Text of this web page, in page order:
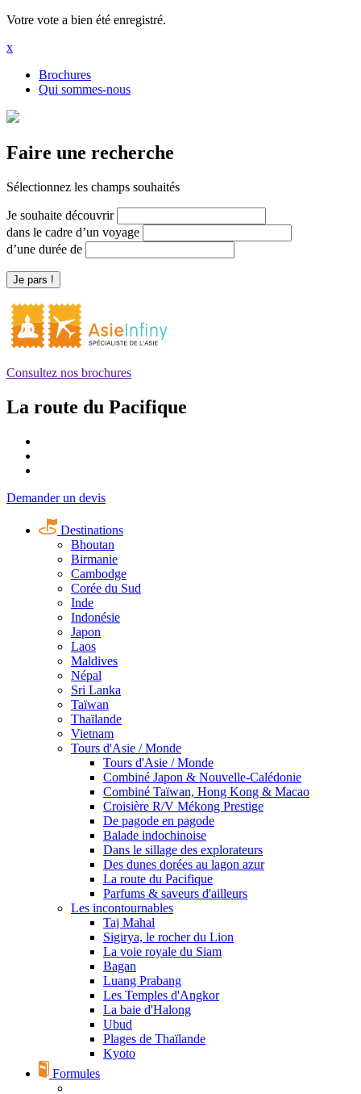
Votre vote a bien été enregistré.
x
Brochures
Qui sommes-nous
Faire une recherche
Sélectionnez les champs souhaités
Je souhaite découvrir
dans le cadre d’un voyage
d’une durée de
Je pars !
Consultez nos brochures
La route du Pacifique
Demander un devis
Destinations
Bhoutan
Birmanie
Cambodge
Corée du Sud
Inde
Indonésie
Japon
Laos
Maldives
Népal
Sri Lanka
Taïwan
Thaïlande
Vietnam
Tours d'Asie / Monde
Tours d'Asie / Monde
Combiné Japon & Nouvelle-Calédonie
Combiné Taïwan, Hong Kong & Macao
Croisière R/V Mékong Prestige
De pagode en pagode
Balade indochinoise
Dans le sillage des explorateurs
Des dunes dorées au lagon azur
La route du Pacifique
Parfums & saveurs d'ailleurs
Les incontournables
Taj Mahal
Sigirya, le rocher du Lion
La voie royale du Siam
Bagan
Luang Prabang
Les Temples d'Angkor
La baie d'Halong
Ubud
Plages de Thaïlande
Kyoto
Formules